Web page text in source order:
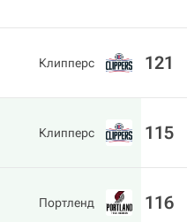
Клипперс 121
Клипперс 115
Портленд 116